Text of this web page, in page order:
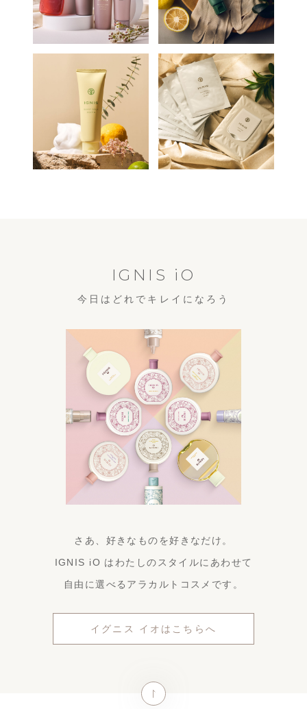
IGNIS iO
今日はどれでキレイになろう
さあ、好きなものを好きなだけ。
IGNIS iO はわたしのスタイルにあわせて
自由に選べるアラカルトコスメです。
イグニス イオはこちらへ